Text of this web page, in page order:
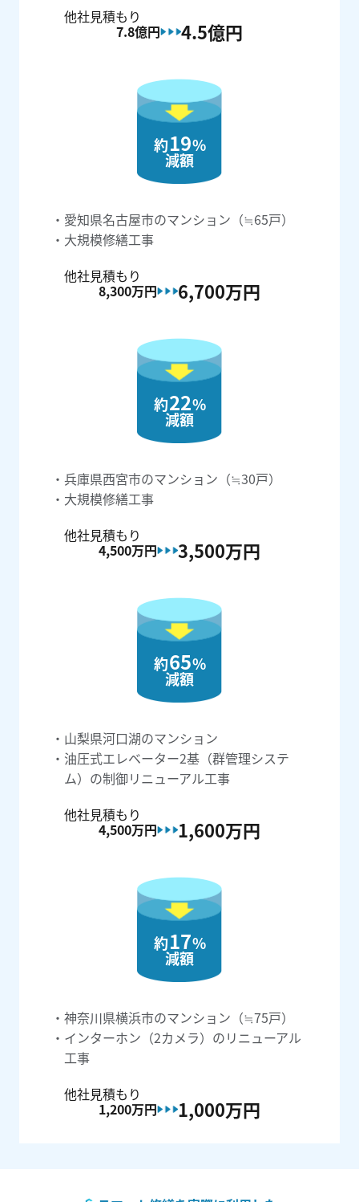
他社見積もり
7.8億円 4.5億円
約19%
減額
愛知県名古屋市のマンション（≒65戸）
大規模修繕工事
他社見積もり
8,300万円 6,700万円
約22%
減額
兵庫県西宮市のマンション（≒30戸）
大規模修繕工事
他社見積もり
4,500万円 3,500万円
約65%
減額
山梨県河口湖のマンション
油圧式エレベーター2基（群管理システ
ム）の制御リニューアル工事
他社見積もり
4,500万円 1,600万円
約17%
減額
神奈川県横浜市のマンション（≒75戸）
インターホン（2カメラ）のリニューアル
工事
他社見積もり
1,200万円 1,000万円